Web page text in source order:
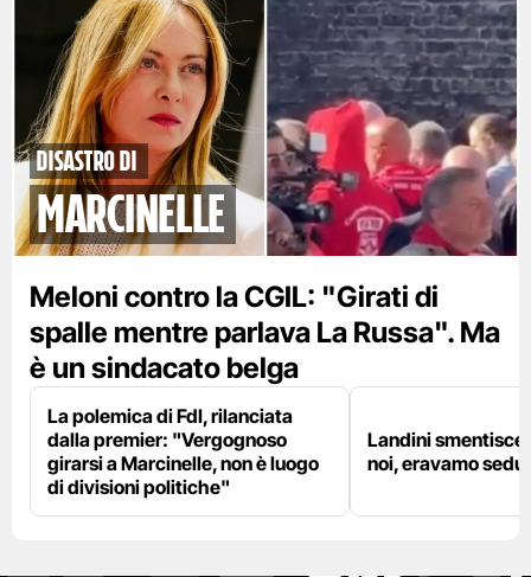
disastro di
marcinelle
Meloni contro la CGIL: "Girati di
spalle mentre parlava La Russa". Ma
è un sindacato belga
La polemica di FdI, rilanciata
dalla premier: "Vergognoso
girarsi a Marcinelle, non è luogo
di divisioni politiche"
Landini
noi, eravamo